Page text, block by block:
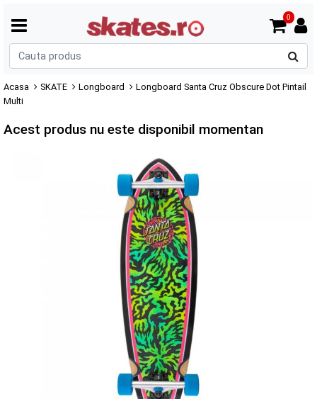
0
Acasa SKATE Longboard
Longboard Santa Cruz Obscure Dot Pintail
Multi
Acest produs nu este disponibil momentan